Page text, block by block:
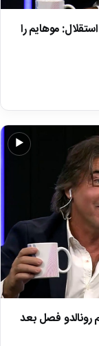
موهایم را
▶
رونالدو فصل بعد